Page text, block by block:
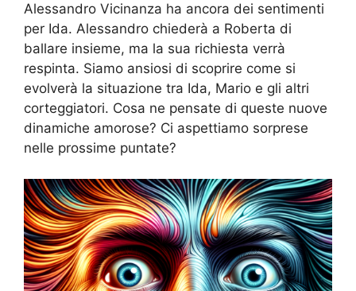
Alessandro Vicinanza ha ancora dei sentimenti
per Ida. Alessandro chiederà a Roberta di
ballare insieme, ma la sua richiesta verrà
respinta. Siamo ansiosi di scoprire come si
evolverà la situazione tra Ida, Mario e gli altri
corteggiatori. Cosa ne pensate di queste nuove
dinamiche amorose? Ci aspettiamo sorprese
nelle prossime puntate?